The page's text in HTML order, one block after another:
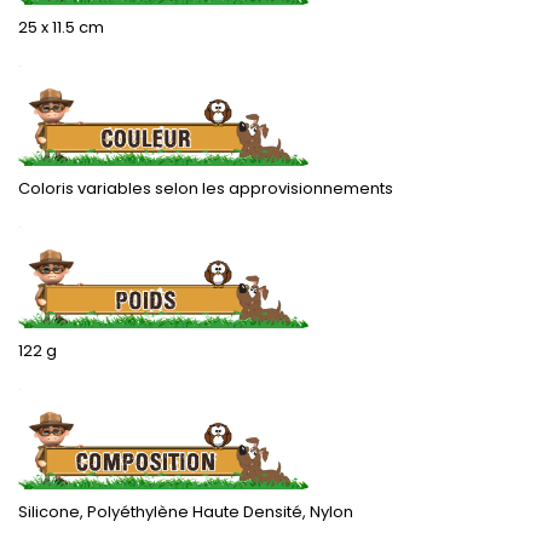
25 x 11.5 cm
.
Coloris variables selon les approvisionnements
.
122 g
.
Silicone, Polyéthylène Haute Densité, Nylon